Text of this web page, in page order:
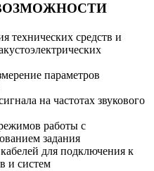
технических средств и
параметров
на частотах звукового
работы с
задания
для подключения к
и систем